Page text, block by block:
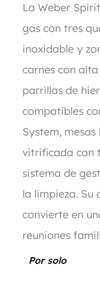
La Weber
gas con tres
inoxidable y
carnes con
parrillas de
compatibles
System,
vitrificada con
sistema de
la limpieza. Su
convierte en
reuniones
Por solo